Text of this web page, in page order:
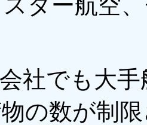
社でも大
の数が制